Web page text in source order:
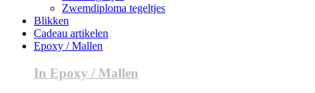
Zwemdiploma tegeltjes
Blikken
Cadeau artikelen
Epoxy / Mallen
In Epoxy / Mallen